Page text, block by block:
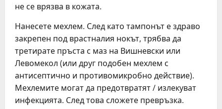
не се врязва в кожата.
Нанесете мехлем. След като тампонът е здраво
закрепен под врастналия нокът, трябва да
третирате пръста с маз на Вишневски или
Левомекол (или друг подобен мехлем с
антисептично и противомикробно действие).
Мехлемите могат да предотвратят / излекуват
инфекцията. След това сложете превръзка.